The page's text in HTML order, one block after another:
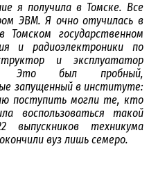
я получила в Томске. Все
ЭВМ. Я очно отучилась в
государственном
и радиоэлектроники по
и эксплуататор
Это был пробный,
запущенный в институте:
поступить могли те, кто
воспользоваться такой
техникума
вуз лишь семеро.